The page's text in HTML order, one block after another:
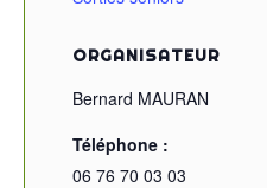
ORGANISATEUR
Bernard MAURAN
Téléphone :
06 76 70 03 03